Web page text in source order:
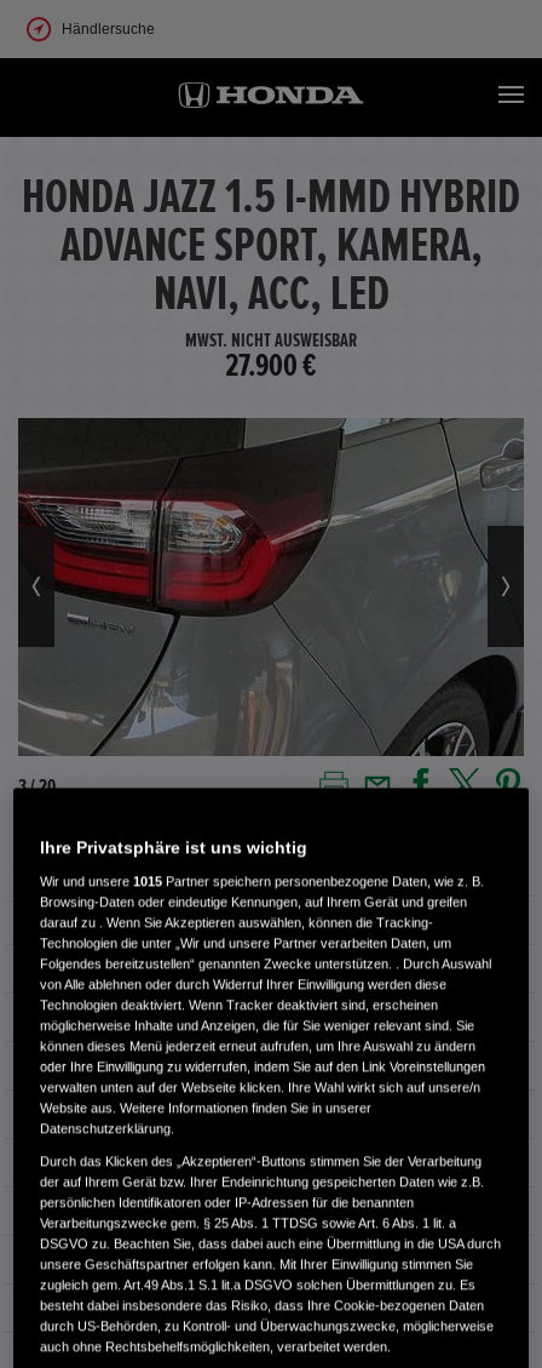
Händlersuche
HONDA JAZZ 1.5 I-MMD HYBRID
ADVANCE SPORT, KAMERA,
NAVI, ACC, LED
MWST. NICHT AUSWEISBAR
27.900 €
3 / 20
Innenausstattung Teilleder
Kilometerstand 2.480 km
Kraftstoffart Super
Getriebe Automatik
Türen 5
Leistung 90 kW / 122 PS
Hubraum 1.498 cm³
Erstzulassung 04.2025
Bauart Van/Kleinbus
Ihre Privatsphäre ist uns wichtig
Wir und unsere1015 Partner speichern personenbezogene Daten, wie z. B.
Browsing-Daten oder eindeutige Kennungen, auf Ihrem Gerät und greifen
darauf zu . Wenn Sie Akzeptieren auswählen, können die Tracking-
Technologien die unter „Wir und unsere Partner verarbeiten Daten, um
Folgendes bereitzustellen“ genannten Zwecke unterstützen. . Durch Auswahl
von Alle ablehnen oder durch Widerruf Ihrer Einwilligung werden diese
Technologien deaktiviert. Wenn Tracker deaktiviert sind, erscheinen
möglicherweise Inhalte und Anzeigen, die für Sie weniger relevant sind. Sie
können dieses Menü jederzeit erneut aufrufen, um Ihre Auswahl zu ändern
oder Ihre Einwilligung zu widerrufen, indem Sie auf den Link Voreinstellungen
verwalten unten auf der Webseite klicken. Ihre Wahl wirkt sich auf unsere/n
Website aus. Weitere Informationen finden Sie in unserer
Datenschutzerklärung.
Durch das Klicken des „Akzeptieren“-Buttons stimmen Sie der Verarbeitung
der auf Ihrem Gerät bzw. Ihrer Endeinrichtung gespeicherten Daten wie z.B.
persönlichen Identifikatoren oder IP-Adressen für die benannten
Verarbeitungszwecke gem. § 25 Abs. 1 TTDSG sowie Art. 6 Abs. 1 lit. a
DSGVO zu. Beachten Sie, dass dabei auch eine Übermittlung in die USA durch
unsere Geschäftspartner erfolgen kann. Mit Ihrer Einwilligung stimmen Sie
zugleich gem. Art.49 Abs.1 S.1 lit.a DSGVO solchen Übermittlungen zu. Es
besteht dabei insbesondere das Risiko, dass Ihre Cookie-bezogenen Daten
durch US-Behörden, zu Kontroll- und Überwachungszwecke, möglicherweise
auch ohne Rechtsbehelfsmöglichkeiten, verarbeitet werden.